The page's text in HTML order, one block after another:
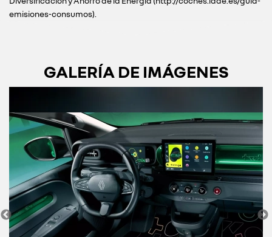
emisiones-consumos).
GALERÍA DE IMÁGENES